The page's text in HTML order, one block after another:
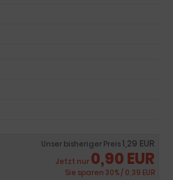
Unser bisheriger Preis1,29 EUR
Jetzt nur 0,90 EUR
Sie sparen 30% / 0,39 EUR